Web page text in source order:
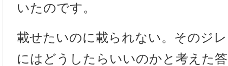
いたのです。
載せたいのに載られない。そのジ
にはどうしたらいいのかと考えた